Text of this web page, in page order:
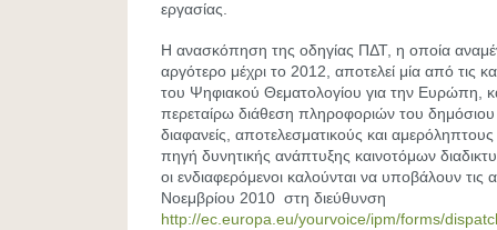
εργασίας.
Η ανασκόπηση της οδηγίας ΠΔΤ, η οποία
αργότερο μέχρι το 2012, αποτελεί μία από τις
του Ψηφιακού Θεματολογίου για την Ευρώπη,
περεταίρω διάθεση πληροφοριών του
διαφανείς, αποτελεσματικούς και αμερόληπτους
πηγή δυνητικής ανάπτυξης καινοτόμων
οι ενδιαφερόμενοι καλούνται να υποβάλουν τις
Νοεμβρίου 2010 στη διεύθυνση
http://ec.europa.eu/yourvoice/ipm/forms/